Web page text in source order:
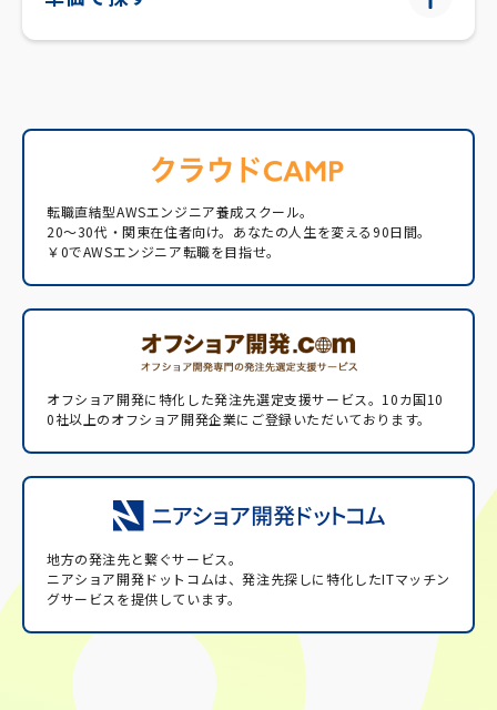
転職直結型AWSエンジニア養成スクール。
20〜30代・関東在住者向け。あなたの人生を変える90日間。
￥0でAWSエンジニア転職を目指せ。
オフショア開発に特化した発注先選定支援サービス。 10カ国10
0社以上のオフショア開発企業にご登録いただいております。
地方の発注先と繋ぐサービス。
ニアショア開発ドットコムは、発注先探しに特化したITマッチン
グサービスを提供しています。